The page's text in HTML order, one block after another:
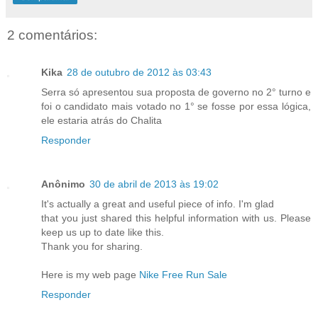
2 comentários:
Kika 28 de outubro de 2012 às 03:43
Serra só apresentou sua proposta de governo no 2° turno e
foi o candidato mais votado no 1° se fosse por essa lógica,
ele estaria atrás do Chalita
Responder
Anônimo 30 de abril de 2013 às 19:02
It's actually a great and useful piece of info. I'm glad
that you just shared this helpful information with us. Please
keep us up to date like this.
Thank you for sharing.
Here is my web page Nike Free Run Sale
Responder